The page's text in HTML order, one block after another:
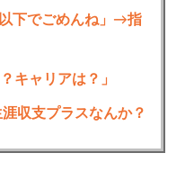
下でごめんね」→指
キャリアは？」
収支プラスなんか？